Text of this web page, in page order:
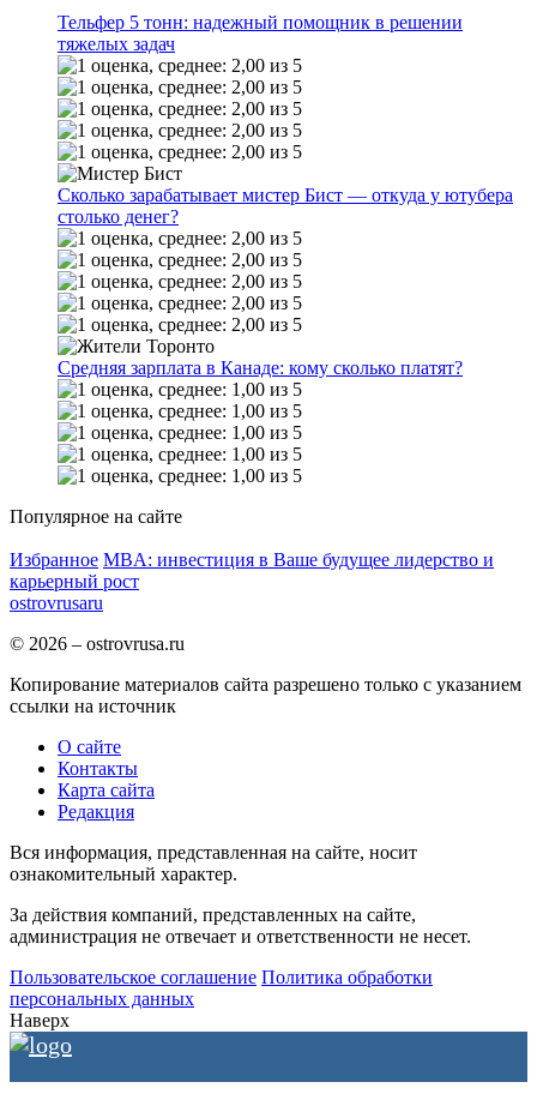
Тельфер 5 тонн: надежный помощник в решении
тяжелых задач
Сколько зарабатывает мистер Бист — откуда у ютубера
столько денег?
Средняя зарплата в Канаде: кому сколько платят?
Популярное на сайте
Избранное MBA: инвестиция в Ваше будущее лидерство и
карьерный рост
ostrovrusaru
© 2026 – ostrovrusa.ru
Копирование материалов сайта разрешено только с указанием
ссылки на источник
О сайте
Контакты
Карта сайта
Редакция
Вся информация, представленная на сайте, носит
ознакомительный характер.
За действия компаний, представленных на сайте,
администрация не отвечает и ответственности не несет.
Пользовательское соглашение Политика обработки
персональных данных
Наверх